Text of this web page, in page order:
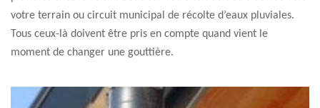
votre terrain ou circuit municipal de récolte d’eaux pluviales.
Tous ceux-là doivent être pris en compte quand vient le
moment de changer une gouttière.